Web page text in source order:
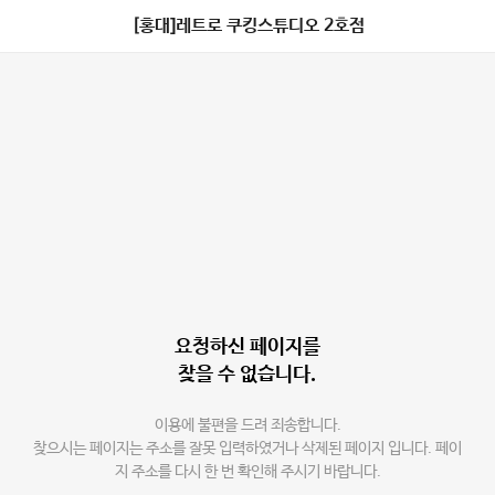
[홍대]레트로 쿠킹스튜디오 2호점
요청하신 페이지를
찾을 수 없습니다.
이용에 불편을 드려 죄송합니다.
찾으시는 페이지는 주소를 잘못 입력하였거나 삭제된 페이지 입니다. 페이
지 주소를 다시 한 번 확인해 주시기 바랍니다.